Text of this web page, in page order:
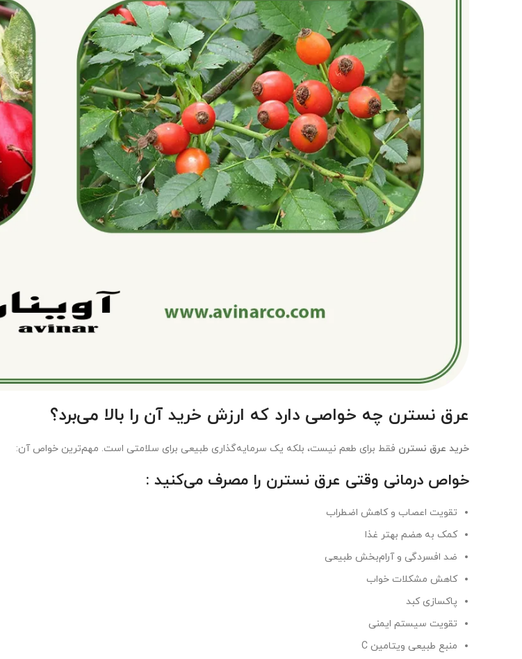
عرق نسترن چه خواصی دارد که ارزش خرید آن را بالا می‌برد؟
خرید عرق نسترن فقط برای طعم نیست، بلکه یک سرمایه‌گذاری طبیعی برای سلامتی است. مهم‌ترین خواص آن:
خواص درمانی وقتی عرق نسترن را مصرف می‌کنید :
تقویت اعصاب و کاهش اضطراب
کمک به هضم بهتر غذا
ضد افسردگی و آرام‌بخش طبیعی
کاهش مشکلات خواب
پاکسازی کبد
تقویت سیستم ایمنی
منبع طبیعی ویتامین C